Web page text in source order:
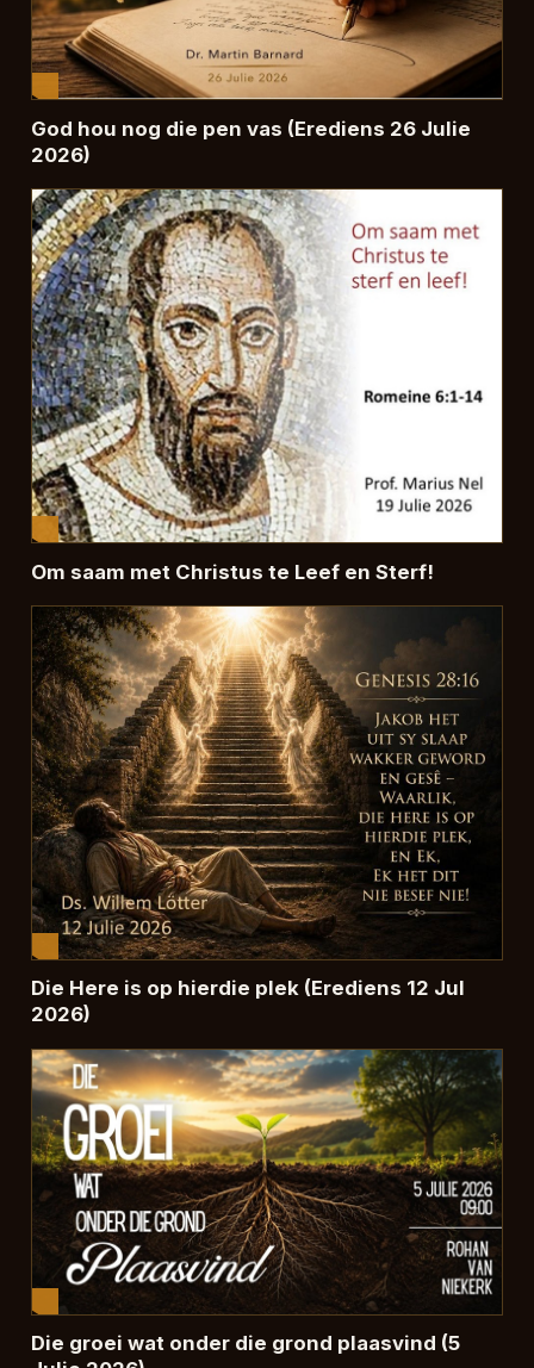
God hou nog die pen vas (Erediens 26 Julie
2026)
Om saam met Christus te Leef en Sterf!
Die Here is op hierdie plek (Erediens 12 Jul
2026)
Die groei wat onder die grond plaasvind (5